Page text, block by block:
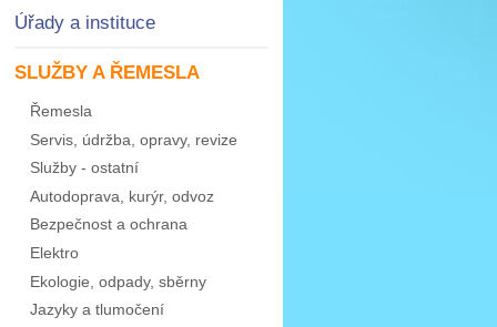
Úřady a instituce
SLUŽBY A ŘEMESLA
Řemesla
Servis, údržba, opravy, revize
Služby - ostatní
Autodoprava, kurýr, odvoz
Bezpečnost a ochrana
Elektro
Ekologie, odpady, sběrny
Jazyky a tlumočení